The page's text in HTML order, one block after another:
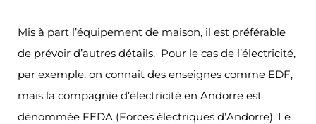
Mis à part l’équipement de maison, il est préférable
de prévoir d’autres détails. Pour le cas de l’électricité,
par exemple, on connait des enseignes comme EDF,
mais la compagnie d’électricité en Andorre est
dénommée FEDA (Forces électriques d’Andorre). Le